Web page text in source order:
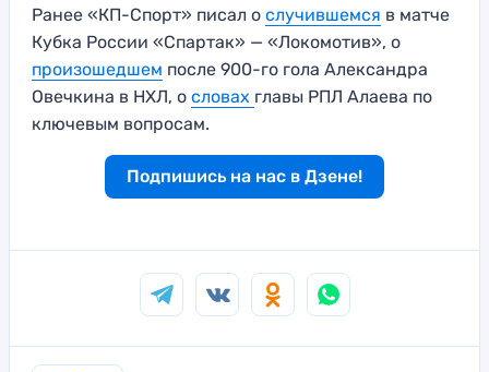
Ранее «КП-Спорт» писал о случившемся в матче
Кубка России «Спартак» — «Локомотив», о
произошедшем после 900-го гола Александра
Овечкина в НХЛ, о словах главы РПЛ Алаева по
ключевым вопросам.
Подпишись на нас в Дзене!